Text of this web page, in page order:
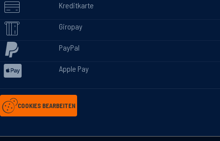
Kreditkarte
Giropay
PayPal
Apple Pay
COOKIES BEARBEITEN